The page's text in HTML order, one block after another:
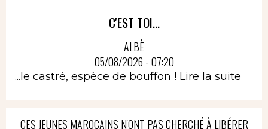
C'EST TOI...
ALBÈ
05/08/2026 - 07:20
...le castré, espèce de bouffon ! Lire la suite
CES JEUNES MAROCAINS N'ONT PAS CHERCHÉ À LIBÉRER